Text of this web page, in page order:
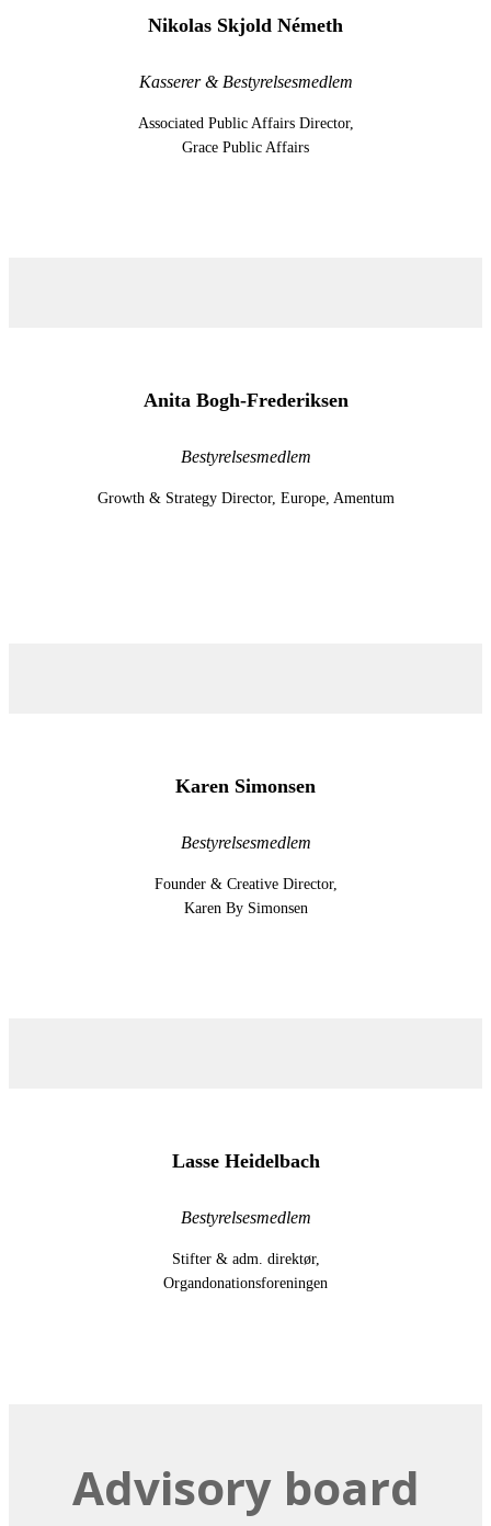
Nikolas Skjold Németh
Kasserer & Bestyrelsesmedlem
Associated Public Affairs Director,
Grace Public Affairs
Anita Bogh-Frederiksen
Bestyrelsesmedlem
Growth & Strategy Director, Europe, Amentum
Karen Simonsen
Bestyrelsesmedlem
Founder & Creative Director,
Karen By Simonsen
Lasse Heidelbach
Bestyrelsesmedlem
Stifter & adm. direktør,
Organdonationsforeningen
Advisory board